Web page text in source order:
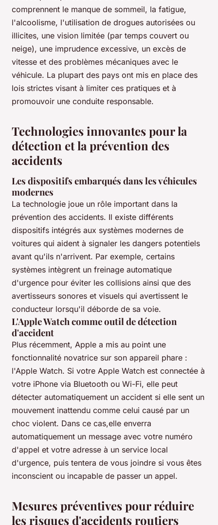
comprennent le manque de sommeil, la fatigue,
l'alcoolisme, l'utilisation de drogues autorisées ou
illicites, une vision limitée (par temps couvert ou
neige), une imprudence excessive, un excès de
vitesse et des problèmes mécaniques avec le
véhicule. La plupart des pays ont mis en place des
lois strictes visant à limiter ces pratiques et à
promouvoir une conduite responsable.
Technologies innovantes pour la
détection et la prévention des
accidents
Les dispositifs embarqués dans les véhicules
modernes
La technologie joue un rôle important dans la
prévention des accidents. Il existe différents
dispositifs intégrés aux systèmes modernes de
voitures qui aident à signaler les dangers potentiels
avant qu'ils n'arrivent. Par exemple, certains
systèmes intègrent un freinage automatique
d'urgence pour éviter les collisions ainsi que des
avertisseurs sonores et visuels qui avertissent le
conducteur lorsqu'il déborde de sa voie.
L'Apple Watch comme outil de détection
d'accident
Plus récemment, Apple a mis au point une
fonctionnalité novatrice sur son appareil phare :
l'Apple Watch. Si votre Apple Watch est connectée à
votre iPhone via Bluetooth ou Wi-Fi, elle peut
détecter automatiquement un accident si elle sent un
mouvement inattendu comme celui causé par un
choc violent. Dans ce cas,elle enverra
automatiquement un message avec votre numéro
d'appel et votre adresse à un service local
d'urgence, puis tentera de vous joindre si vous êtes
inconscient ou incapable de passer un appel.
Mesures préventives pour réduire
les risques d'accidents routiers